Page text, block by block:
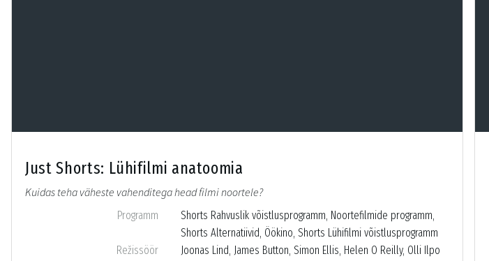
Just Shorts: Lühifilmi anatoomia
Kuidas teha väheste vahenditega head filmi noortele?
Programm
Shorts Rahvuslik võistlusprogramm, Noortefilmide programm,
Shorts Alternatiivid, Öökino, Shorts Lühifilmi võistlusprogramm
Režissöör
Joonas Lind, James Button, Simon Ellis, Helen O Reilly, Olli Ilpo